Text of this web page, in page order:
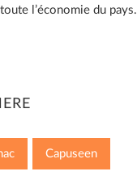
l’économie du pays.
Capuseen